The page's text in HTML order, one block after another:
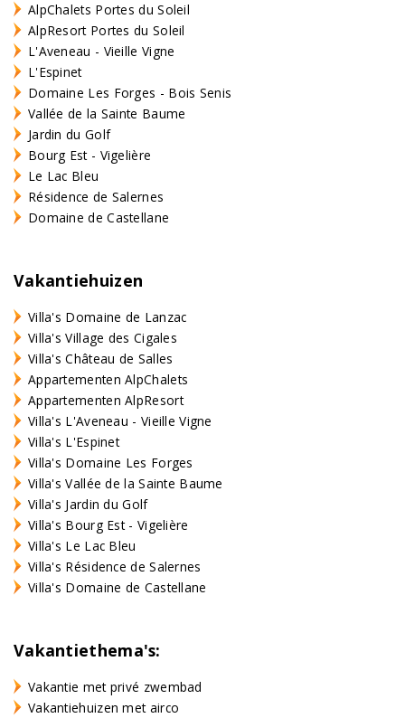
AlpChalets Portes du Soleil
AlpResort Portes du Soleil
L'Aveneau - Vieille Vigne
L'Espinet
Domaine Les Forges - Bois Senis
Vallée de la Sainte Baume
Jardin du Golf
Bourg Est - Vigelière
Le Lac Bleu
Résidence de Salernes
Domaine de Castellane
Vakantiehuizen
Villa's Domaine de Lanzac
Villa's Village des Cigales
Villa's Château de Salles
Appartementen AlpChalets
Appartementen AlpResort
Villa's L'Aveneau - Vieille Vigne
Villa's L'Espinet
Villa's Domaine Les Forges
Villa's Vallée de la Sainte Baume
Villa's Jardin du Golf
Villa's Bourg Est - Vigelière
Villa's Le Lac Bleu
Villa's Résidence de Salernes
Villa's Domaine de Castellane
Vakantiethema's:
Vakantie met privé zwembad
Vakantiehuizen met airco